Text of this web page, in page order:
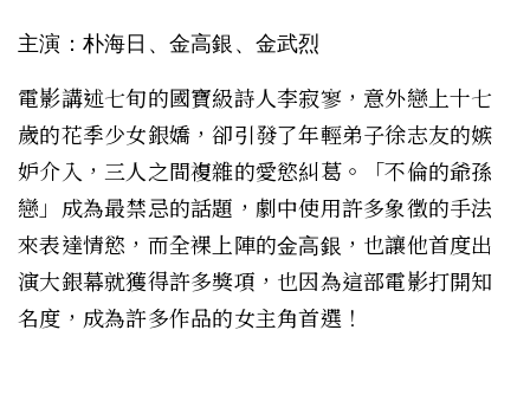
主演：朴海日、金高銀、金武烈
電影講述七旬的國寶級詩人李寂寥，意外戀上十七
歲的花季少女銀嬌，卻引發了年輕弟子徐志友的嫉
妒介入，三人之間複雜的愛慾糾葛。「不倫的爺孫
戀」成為最禁忌的話題，劇中使用許多象徵的手法
來表達情慾，而全裸上陣的金高銀 ，也讓他首度出
演大銀幕就獲得許多獎項，也因為這部電影打開知
名度，成為許多作品的女主角首選！